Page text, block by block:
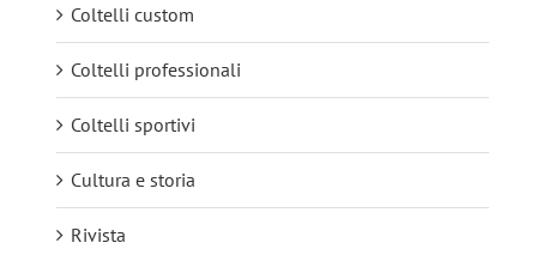
Coltelli custom
Coltelli professionali
Coltelli sportivi
Cultura e storia
Rivista